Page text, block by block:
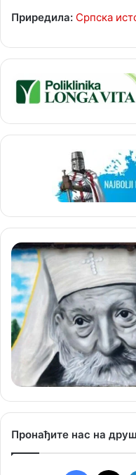
Приредила: Српска
Пронађите нас на